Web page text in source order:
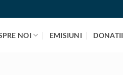
NOI EMISIUNI DONATII